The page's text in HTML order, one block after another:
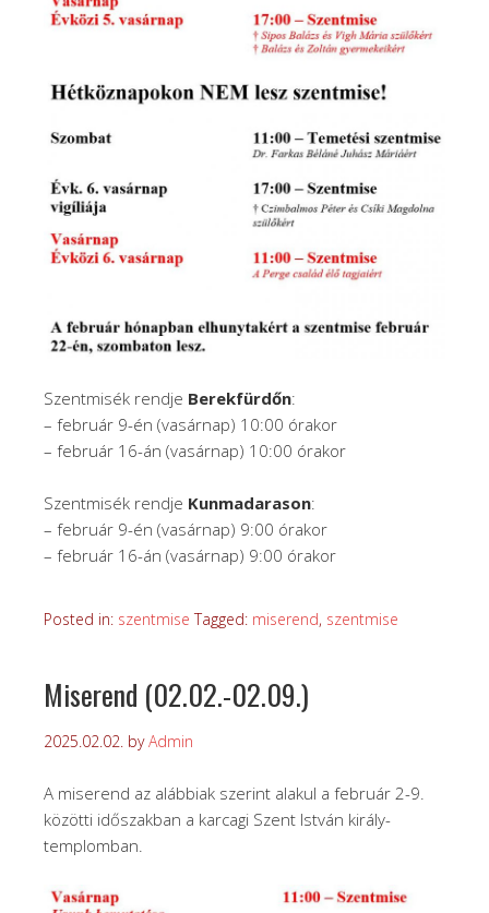
Szentmisék rendje Berekfürdőn:
– február 9-én (vasárnap) 10:00 órakor
– február 16-án (vasárnap) 10:00 órakor
Szentmisék rendje Kunmadarason:
– február 9-én (vasárnap) 9:00 órakor
– február 16-án (vasárnap) 9:00 órakor
Posted in: szentmise Tagged: miserend, szentmise
Miserend (02.02.-02.09.)
2025.02.02. byAdmin
A miserend az alábbiak szerint alakul a február 2-9.
közötti időszakban a karcagi Szent István király-
templomban.